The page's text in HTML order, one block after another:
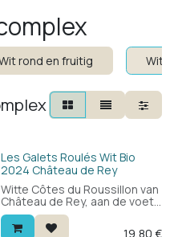
rond en fruitig Wit
Bio
Les Galets Roulés Wit Bio
2024 Château de Rey
Witte Côtes du Roussillon van
Château de Rey, aan de voet
van de Pyreneeën. Blend van
roussanne en grenache blanc
19,80 €